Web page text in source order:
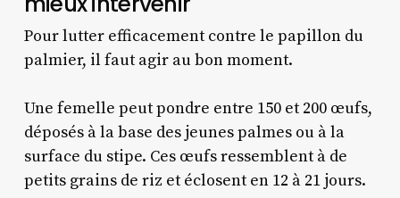
Pour lutter efficacement contre le papillon du
palmier, il faut agir au bon moment.
Une femelle peut pondre entre 150 et 200 œufs,
déposés à la base des jeunes palmes ou à la
surface du stipe. Ces œufs ressemblent à de
petits grains de riz et éclosent en 12 à 21 jours.